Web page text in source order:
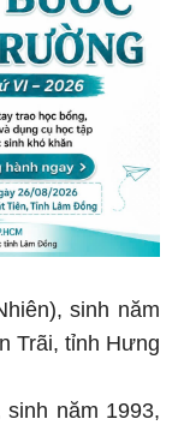
sinh năm
Trãi, tỉnh Hưng
năm 1993,